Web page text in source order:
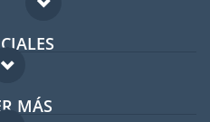
MÁS